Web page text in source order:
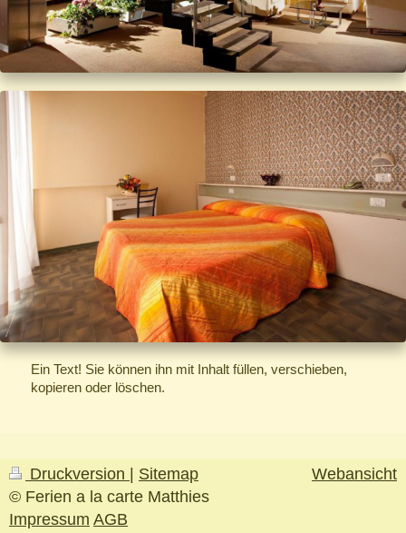
Ein Text! Sie können ihn mit Inhalt füllen, verschieben,
kopieren oder löschen.
Druckversion | Sitemap
© Ferien a la carte Matthies
Impressum AGB
Webansicht